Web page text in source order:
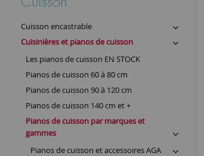
Cuisson encastrable
Cuisinières et pianos de cuisson
Les pianos de cuisson EN STOCK
Pianos de cuisson 60 à 80 cm
Pianos de cuisson 90 à 120 cm
Pianos de cuisson 140 cm et +
Pianos de cuisson par marques et
gammes
Pianos de cuisson et accessoires AGA